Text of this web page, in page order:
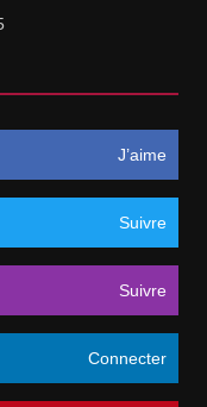
J’aime
Suivre
Suivre
Connecter